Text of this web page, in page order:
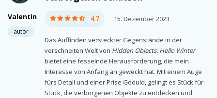
Valentin
autor
4.7 15. Dezember 2023
Das Auffinden versteckter Gegenstände in der
verschneiten Welt von Hidden Objects: Hello Winter
bietet eine fesselnde Herausforderung, die mein
Interesse von Anfang an geweckt hat. Mit einem Auge
fürs Detail und einer Prise Geduld, gelingt es Stück für
Stück, die verborgenen Objekte zu entdecken und